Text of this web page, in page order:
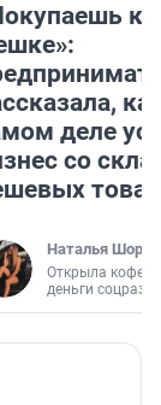
деле
со
Наталья
Открыла
деньги